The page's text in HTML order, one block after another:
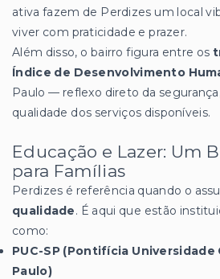
ativa fazem de Perdizes um local
viver com praticidade e prazer.
Além disso, o bairro figura entre os
Índice de Desenvolvimento
Paulo — reflexo direto da
qualidade dos serviços disponíveis.
Educação e Lazer: Um
para Famílias
Perdizes é referência quando o
qualidade. É aqui que estão
como:
PUC-SP (Pontifícia Universidade
Paulo)